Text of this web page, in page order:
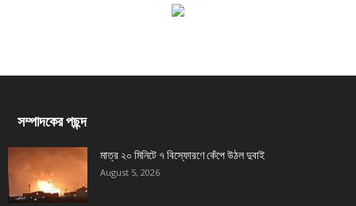
সম্পাদকের পছন্দ
মাত্র ২০ মিনিটে ৭ বিস্ফোরণে কেঁপে উঠল দুবাই
August 5, 2026